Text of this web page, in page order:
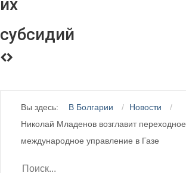
их
субсидий
Вы здесь: В Болгарии
Новости
Николай Младенов возглавит переходное
международное управление в Газе